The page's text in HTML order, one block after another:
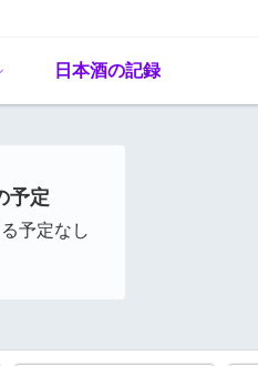
日本酒の記録
予定
予定なし